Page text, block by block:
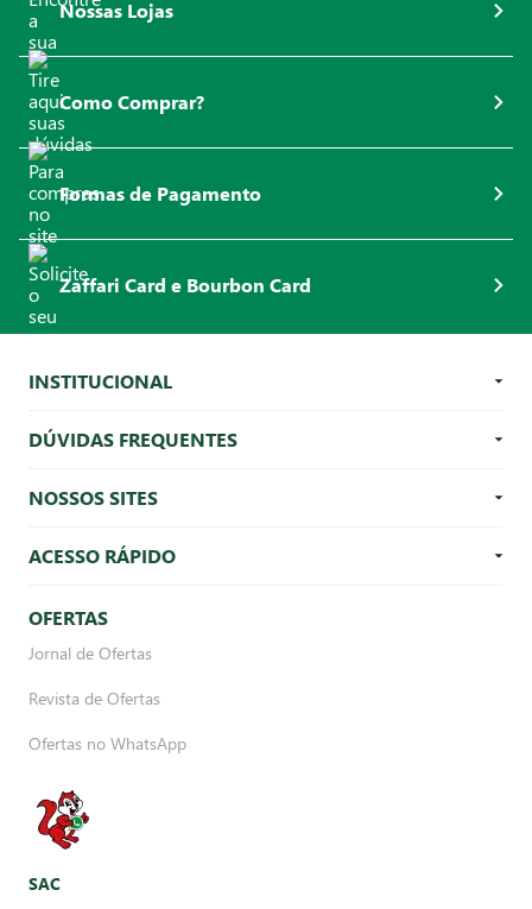
Nossas Lojas
Como Comprar?
Formas de Pagamento
Zaffari Card e Bourbon Card
INSTITUCIONAL
DÚVIDAS FREQUENTES
NOSSOS SITES
ACESSO RÁPIDO
OFERTAS
Jornal de Ofertas
Revista de Ofertas
Ofertas no WhatsApp
SAC